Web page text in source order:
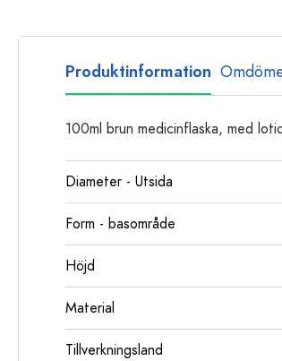
Produktinformation
100ml brun medicinflaska, med
Diameter - Utsida
Form - basområde
Höjd
Material
Tillverkningsland